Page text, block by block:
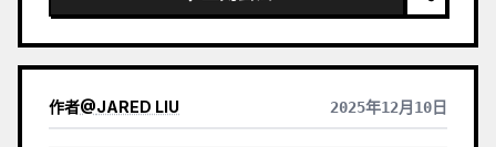
作者@JARED LIU 2025年12月10日